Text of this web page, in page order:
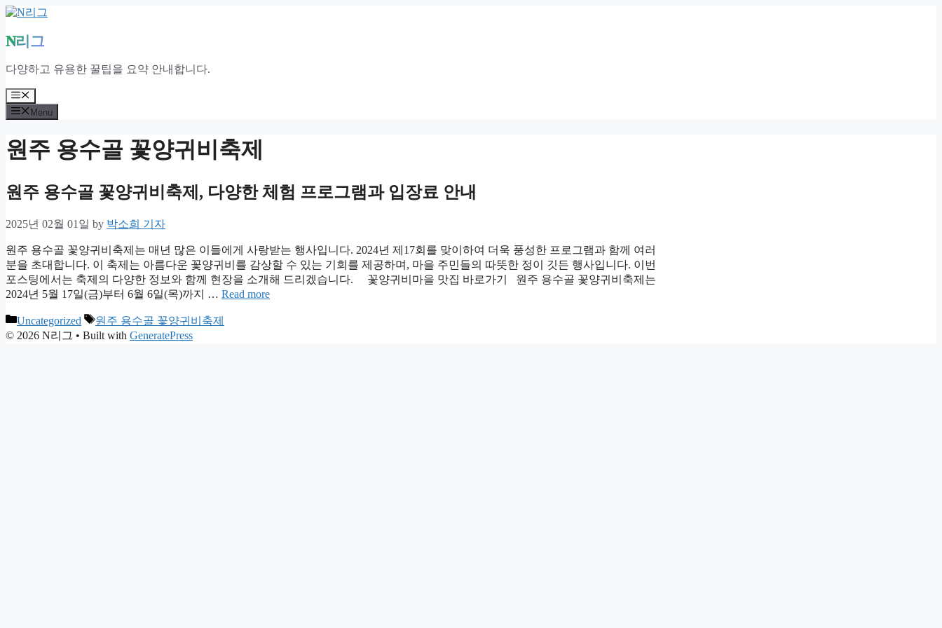
Skip
content
N리그
다양하고 유용한 꿀팁을 요약 안내합니다.
Menu
Menu
원주 용수골 꽃양귀비축제
원주 용수골 꽃양귀비축제, 다양한 체험 프로그램과 입장료 안내
2025년 02월 01일 by 박소희 기자
원주 용수골 꽃양귀비축제는 매년 많은 이들에게 사랑받는 행사입니다. 2024년 제17회를 맞이하여 더욱 풍성한 프로그램과 함께 여러
분을 초대합니다. 이 축제는 아름다운 꽃양귀비를 감상할 수 있는 기회를 제공하며, 마을 주민들의 따뜻한 정이 깃든 행사입니다. 이번
포스팅에서는 축제의 다양한 정보와 함께 현장을 소개해 드리겠습니다. 꽃양귀비마을 맛집 바로가기 원주 용수골 꽃양귀비축제는
2024년 5월 17일(금)부터 6월 6일(목)까지 … Read more
Categories
Uncategorized Tags
원주 용수골 꽃양귀비축제
© 2026 N리그 • Built with GeneratePress